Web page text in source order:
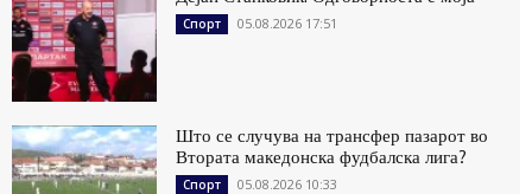
Спорт 05.08.2026 17:51
Што се случува на трансфер пазарот во
Втората македонска фудбалска лига?
Спорт 05.08.2026 10:33